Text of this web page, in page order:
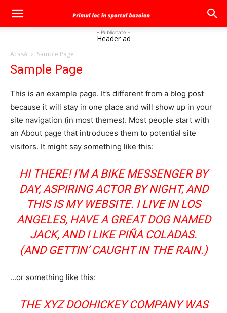
- Publicitate -
Header ad
Acasă Sample Page
Sample Page
This is an example page. It’s different from a blog post
because it will stay in one place and will show up in your
site navigation (in most themes). Most people start with
an About page that introduces them to potential site
visitors. It might say something like this:
HI THERE! I’M A BIKE MESSENGER BY
DAY, ASPIRING ACTOR BY NIGHT, AND
THIS IS MY WEBSITE. I LIVE IN LOS
ANGELES, HAVE A GREAT DOG NAMED
JACK, AND I LIKE PIÑA COLADAS.
(AND GETTIN’ CAUGHT IN THE RAIN.)
…or something like this:
THE XYZ DOOHICKEY COMPANY WAS